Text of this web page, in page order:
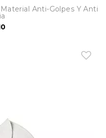
Anti-Golpes Y Anti